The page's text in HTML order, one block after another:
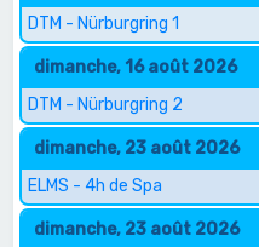
DTM - Nürburgring 1
dimanche, 16 août 2026
DTM - Nürburgring 2
dimanche, 23 août 2026
ELMS - 4h de Spa
dimanche, 23 août 2026